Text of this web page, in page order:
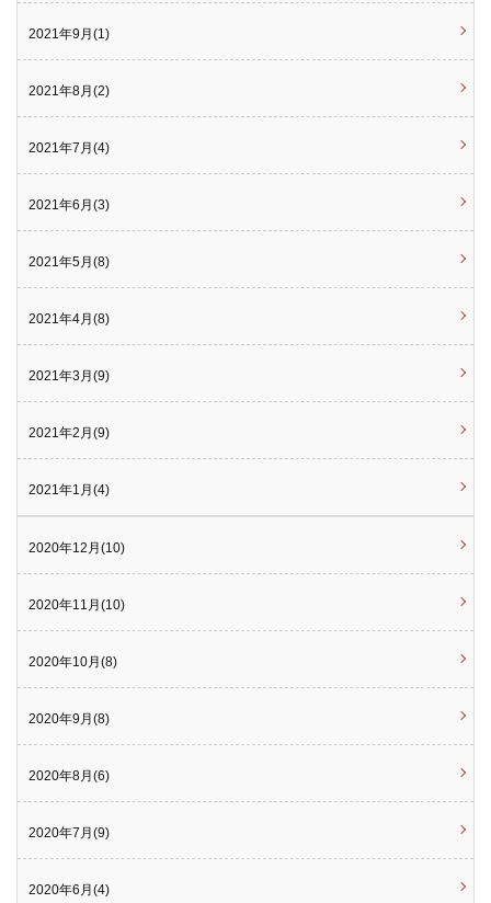
2021年9月(1)
2021年8月(2)
2021年7月(4)
2021年6月(3)
2021年5月(8)
2021年4月(8)
2021年3月(9)
2021年2月(9)
2021年1月(4)
2020年12月(10)
2020年11月(10)
2020年10月(8)
2020年9月(8)
2020年8月(6)
2020年7月(9)
2020年6月(4)